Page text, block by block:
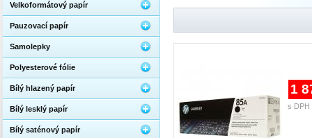
1
s DPH
Velkoformátový papír
Pauzovací papír
Samolepky
Polyesterové fólie
Bílý hlazený papír
Bílý lesklý papír
Bílý saténový papír